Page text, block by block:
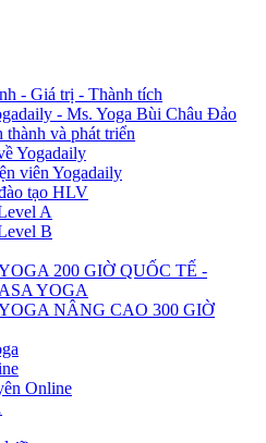
- Giá trị - Thành tích
- Ms. Yoga Bùi Châu Đảo
và phát triển
Yogadaily
viên Yogadaily
tạo HLV
A
B
200 GIỜ QUỐC TẾ -
YOGA
NÂNG CAO 300 GIỜ
Online